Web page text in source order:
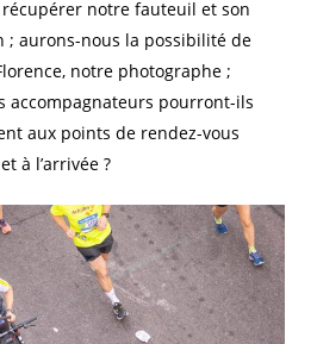
notre fauteuil et son
; aurons-nous la possibilité de
notre photographe ;
accompagnateurs pourront-ils
aux points de rendez-vous
à l’arrivée ?